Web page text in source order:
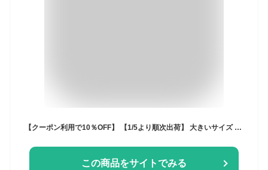
【クーポン利用で10％OFF】 【1/5より順次出荷】 大きいサイズ スーツ E体 K体 アジャスター メンズスーツ ビジネススーツ ストレッチ リンクルフリー 【秋冬】 黒 紺 チャコール6種から選べる ビッグサイズスーツ 大きいサイズ スーツメンズ 秋冬スーツ ウォッシャブル
この商品をサイトでみる